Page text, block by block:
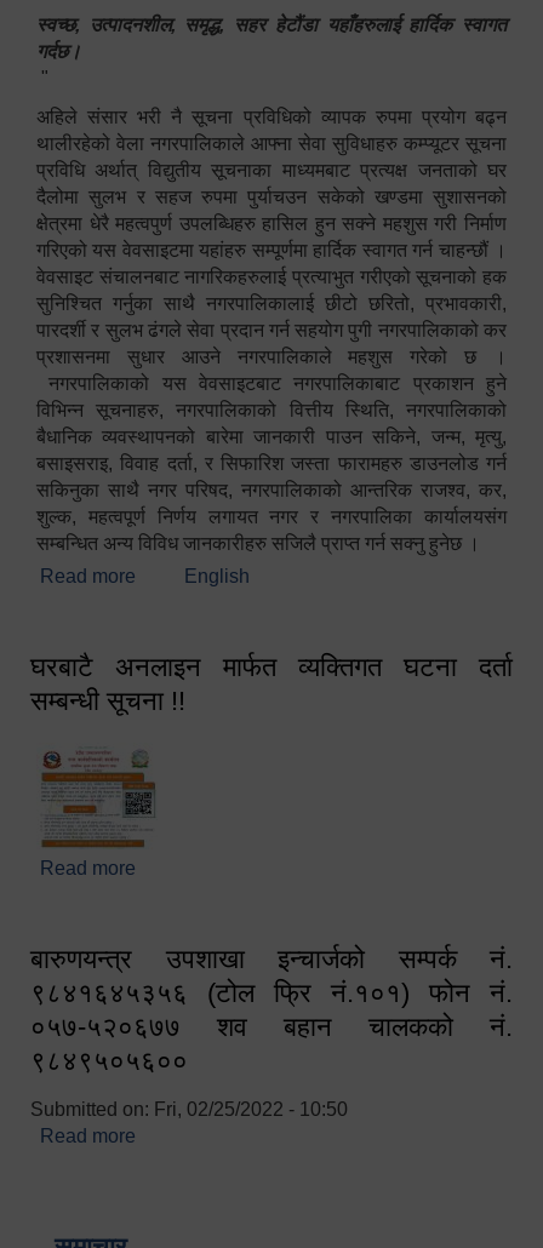
स्वच्छ, उत्पादनशील, समृद्ध, सहर हेटौंडा यहाँहरुलाई हार्दिक स्वागत
गर्दछ।
"
अहिले संसार भरी नै सूचना प्रविधिको व्यापक रुपमा प्रयोग बढ्न
थालीरहेको वेला नगरपालिकाले आफ्ना सेवा सुविधाहरु कम्प्यूटर सूचना
प्रविधि अर्थात् विद्युतीय सूचनाका माध्यमबाट प्रत्यक्ष जनताको घर
दैलोमा सुलभ र सहज रुपमा पुर्याचउन सकेको खण्डमा सुशासनको
क्षेत्रमा धेरै महत्वपुर्ण उपलब्धिहरु हासिल हुन सक्ने महशुस गरी निर्माण
गरिएको यस वेवसाइटमा यहांहरु सम्पूर्णमा हार्दिक स्वागत गर्न चाहन्छौं ।
वेवसाइट संचालनबाट नागरिकहरुलाई प्रत्याभुत गरीएको सूचनाको हक
सुनिश्चित गर्नुका साथै नगरपालिकालाई छीटो छरितो, प्रभावकारी,
पारदर्शी र सुलभ ढंगले सेवा प्रदान गर्न सहयोग पुगी नगरपालिकाको कर
प्रशासनमा सुधार आउने नगरपालिकाले महशुस गरेको छ ।
नगरपालिकाको यस वेवसाइटबाट नगरपालिकाबाट प्रकाशन हुने
विभिन्न सूचनाहरु, नगरपालिकाको वित्तीय स्थिति, नगरपालिकाको
बैधानिक व्यवस्थापनको बारेमा जानकारी पाउन सकिने, जन्म, मृत्यु,
बसाइसराइ, विवाह दर्ता, र सिफारिश जस्ता फारामहरु डाउनलोड गर्न
सकिनुका साथै नगर परिषद, नगरपालिकाको आन्तरिक राजश्व, कर,
शुल्क, महत्वपूर्ण निर्णय लगायत नगर र नगरपालिका कार्यालयसंग
सम्बन्धित अन्य विविध जानकारीहरु सजिलै प्राप्त गर्न सक्नु हुनेछ ।
Read more about स्वागतम!!!
English
घरबाटै अनलाइन मार्फत व्यक्तिगत घटना दर्ता
सम्बन्धी सूचना !!
Read more
बारुणयन्त्र उपशाखा इन्चार्जको सम्पर्क नं.
९८४१६४५३५६ (टोल फ्रि नं.१०१) फोन नं.
०५७-५२०६७७ शव बहान चालकको नं.
९८४९५०५६००
Submitted on: Fri, 02/25/2022 - 10:50
Read more